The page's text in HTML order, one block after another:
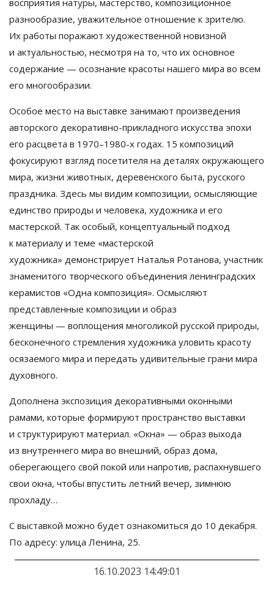
разнообразие, уважительное отношение к зрителю.
Их работы поражают художественной новизной
и актуальностью, несмотря на то, что их основное
содержание — осознание красоты нашего мира во всем
его многообразии.
Особое место на выставке занимают произведения
авторского декоративно-прикладного искусства эпохи
его расцвета в 1970–1980-х годах. 15 композиций
фокусируют взгляд посетителя на деталях окружающего
мира, жизни животных, деревенского быта, русского
праздника. Здесь мы видим композиции, осмысляющие
единство природы и человека, художника и его
мастерской. Так особый, концептуальный подход
к материалу и теме «мастерской
художника» демонстрирует Наталья Ротанова, участник
знаменитого творческого объединения ленинградских
керамистов «Одна композиция». Осмысляют
представленные композиции и образ
женщины — воплощения многоликой русской природы,
бесконечного стремления художника уловить красоту
осязаемого мира и передать удивительные грани мира
духовного.
Дополнена экспозиция декоративными оконными
рамами, которые формируют пространство выставки
и структурируют материал. «Окна» — образ выхода
из внутреннего мира во внешний, образ дома,
оберегающего свой покой или напротив, распахнувшего
свои окна, чтобы впустить летний вечер, зимнюю
прохладу…
С выставкой можно будет ознакомиться до 10 декабря.
По адресу: улица Ленина, 25.
16.10.2023 14:49:01